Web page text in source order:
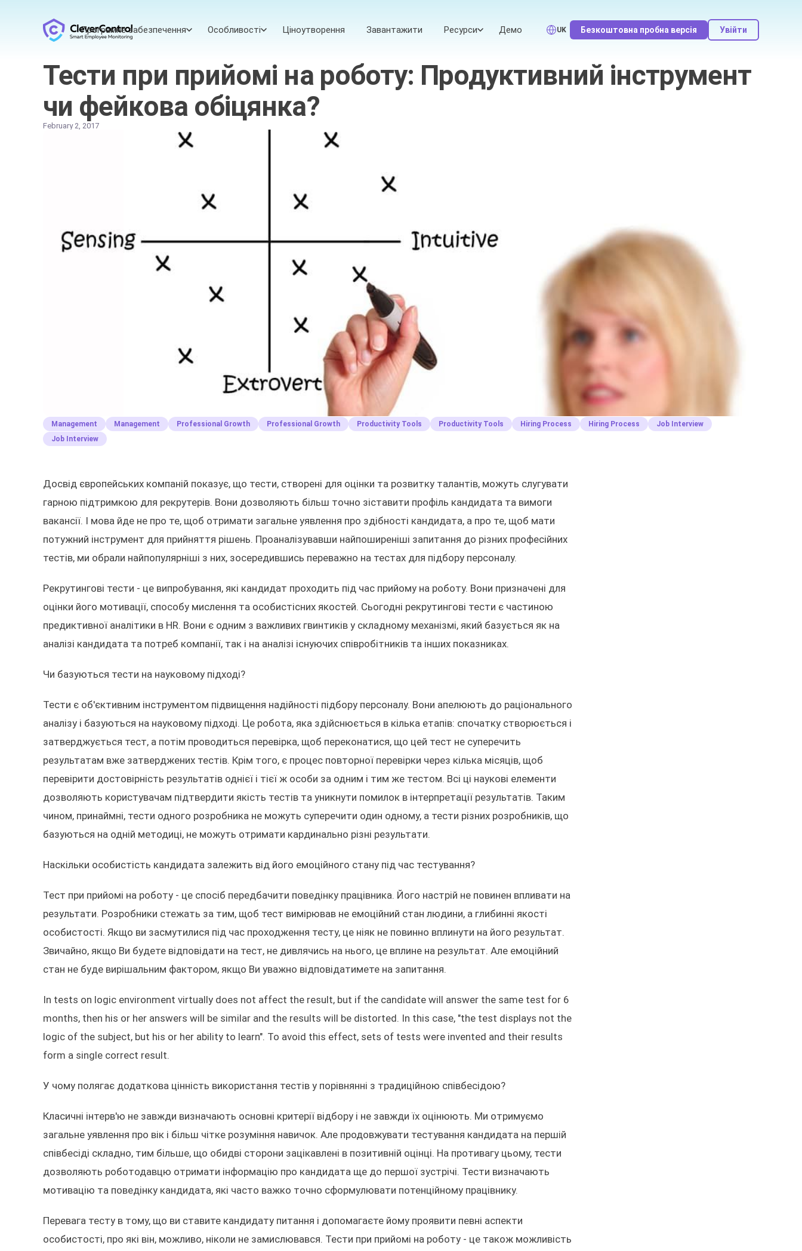
Програмне забезпечення Особливості Ціноутворення Завантажити Ресурси Демо UK Безкоштовна пробна версія Увійти
Тести при прийомі на роботу: Продуктивний інструмент
чи фейкова обіцянка?
February 2, 2017
Management Management Professional Growth Professional Growth Productivity Tools Productivity Tools Hiring Process Hiring Process
Job Interview
Job Interview
Досвід європейських компаній показує, що тести, створені для оцінки та розвитку талантів, можуть слугувати
гарною підтримкою для рекрутерів. Вони дозволяють більш точно зіставити профіль кандидата та вимоги
вакансії. І мова йде не про те, щоб отримати загальне уявлення про здібності кандидата, а про те, щоб мати
потужний інструмент для прийняття рішень. Проаналізувавши найпоширеніші запитання до різних професійних
тестів, ми обрали найпопулярніші з них, зосередившись переважно на тестах для підбору персоналу.
Рекрутингові тести - це випробування, які кандидат проходить під час прийому на роботу. Вони призначені для
оцінки його мотивації, способу мислення та особистісних якостей. Сьогодні рекрутингові тести є частиною
предиктивної аналітики в HR. Вони є одним з важливих гвинтиків у складному механізмі, який базується як на
аналізі кандидата та потреб компанії, так і на аналізі існуючих співробітників та інших показниках.
Чи базуються тести на науковому підході?
Тести є об'єктивним інструментом підвищення надійності підбору персоналу. Вони апелюють до раціонального
аналізу і базуються на науковому підході. Це робота, яка здійснюється в кілька етапів: спочатку створюється і
затверджується тест, а потім проводиться перевірка, щоб переконатися, що цей тест не суперечить
результатам вже затверджених тестів. Крім того, є процес повторної перевірки через кілька місяців, щоб
перевірити достовірність результатів однієї і тієї ж особи за одним і тим же тестом. Всі ці наукові елементи
дозволяють користувачам підтвердити якість тестів та уникнути помилок в інтерпретації результатів. Таким
чином, принаймні, тести одного розробника не можуть суперечити один одному, а тести різних розробників, що
базуються на одній методиці, не можуть отримати кардинально різні результати.
Наскільки особистість кандидата залежить від його емоційного стану під час тестування?
Тест при прийомі на роботу - це спосіб передбачити поведінку працівника. Його настрій не повинен впливати на
результати. Розробники стежать за тим, щоб тест вимірював не емоційний стан людини, а глибинні якості
особистості. Якщо ви засмутилися під час проходження тесту, це ніяк не повинно вплинути на його результат.
Звичайно, якщо Ви будете відповідати на тест, не дивлячись на нього, це вплине на результат. Але емоційний
стан не буде вирішальним фактором, якщо Ви уважно відповідатимете на запитання.
In tests on logic environment virtually does not affect the result, but if the candidate will answer the same test for 6
months, then his or her answers will be similar and the results will be distorted. In this case, "the test displays not the
logic of the subject, but his or her ability to learn". To avoid this effect, sets of tests were invented and their results
form a single correct result.
У чому полягає додаткова цінність використання тестів у порівнянні з традиційною співбесідою?
Класичні інтерв'ю не завжди визначають основні критерії відбору і не завжди їх оцінюють. Ми отримуємо
загальне уявлення про вік і більш чітке розуміння навичок. Але продовжувати тестування кандидата на першій
співбесіді складно, тим більше, що обидві сторони зацікавлені в позитивній оцінці. На противагу цьому, тести
дозволяють роботодавцю отримати інформацію про кандидата ще до першої зустрічі. Тести визначають
мотивацію та поведінку кандидата, які часто важко точно сформулювати потенційному працівнику.
Перевага тесту в тому, що ви ставите кандидату питання і допомагаєте йому проявити певні аспекти
особистості, про які він, можливо, ніколи не замислювався. Тести при прийомі на роботу - це також можливість